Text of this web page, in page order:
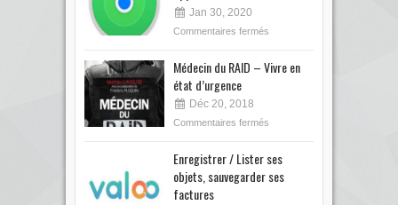
Jan 30, 2020
Commentaires fermés
Médecin du RAID – Vivre en
état d’urgence
Déc 20, 2018
Commentaires fermés
Enregistrer / Lister ses
objets, sauvegarder ses
factures